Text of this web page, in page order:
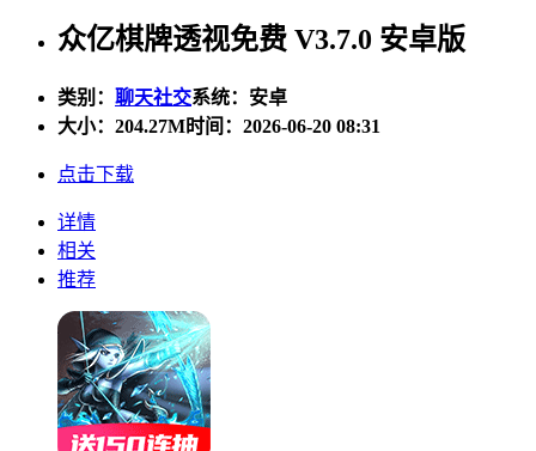
众亿棋牌透视免费 V3.7.0 安卓版
类别： 聊天社交系统：安卓
大小： 204.27M时间：2026-06-20 08:31
点击下载
详情
相关
推荐